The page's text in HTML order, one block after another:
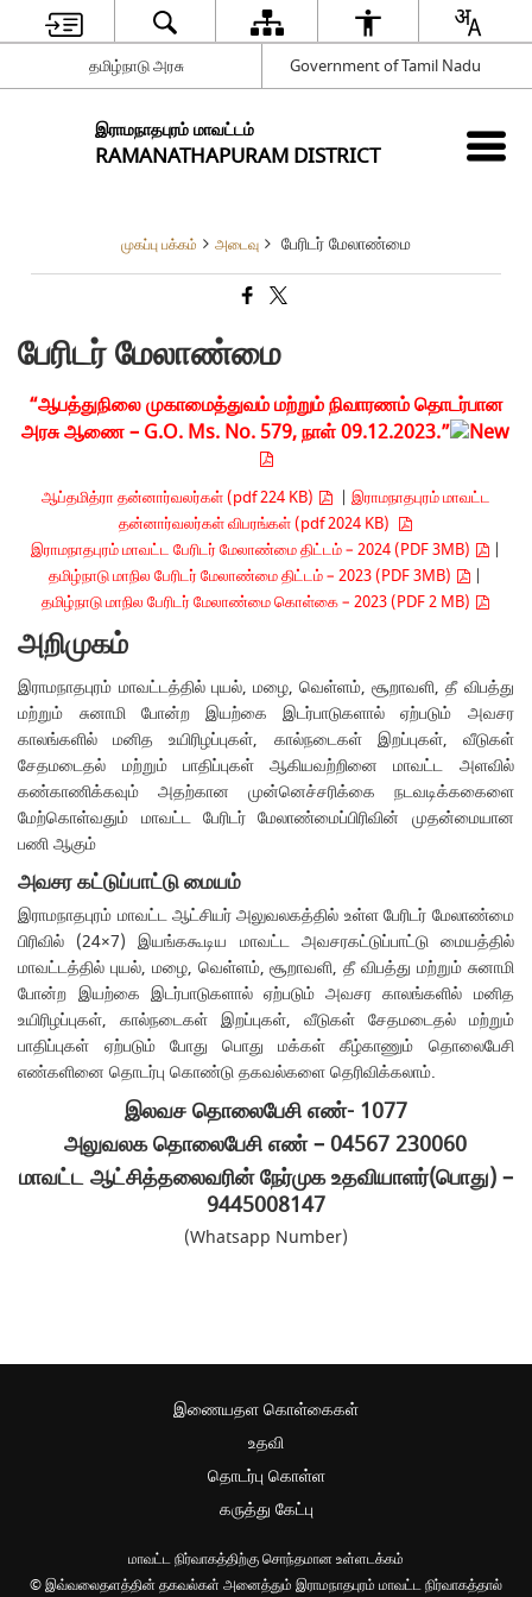
தமிழ்நாடு அரசு Government of Tamil Nadu
இராமநாதபுரம் மாவட்டம்
RAMANATHAPURAM DISTRICT
முகப்பு பக்கம் அடைவு பேரிடர் மேலாண்மை
பேரிடர் மேலாண்மை
“ஆபத்துநிலை முகாமைத்துவம் மற்றும் நிவாரணம் தொடர்பான
அரசு ஆணை – G.O. Ms. No. 579, நாள் 09.12.2023.”
ஆப்தமித்ரா தன்னார்வலர்கள் (pdf 224 KB) | இராமநாதபுரம் மாவட்ட
தன்னார்வலர்கள் விபரங்கள் (pdf 2024 KB)
இராமநாதபுரம் மாவட்ட பேரிடர் மேலாண்மை திட்டம் – 2024 (PDF 3MB)
|
தமிழ்நாடு மாநில பேரிடர் மேலாண்மை திட்டம் – 2023 (PDF 3MB)
|
தமிழ்நாடு மாநில பேரிடர் மேலாண்மை கொள்கை – 2023 (PDF 2 MB)
அறிமுகம்
இராமநாதபுரம் மாவட்டத்தில் புயல், மழை, வெள்ளம், சூறாவளி, தீ விபத்து
மற்றும் சுனாமி போன்ற இயற்கை இடர்பாடுகளால் ஏற்படும் அவசர
காலங்களில் மனித உயிரிழப்புகள், கால்நடைகள் இறப்புகள், வீடுகள்
சேதமடைதல் மற்றும் பாதிப்புகள் ஆகியவற்றினை மாவட்ட அளவில்
கண்காணிக்கவும் அதற்கான முன்னெச்சரிக்கை நடவடிக்ககைளை
மேற்கொள்வதும் மாவட்ட பேரிடர் மேலாண்மைப்பிரிவின் முதன்மையான
பணி ஆகும்
அவசர கட்டுப்பாட்டு மையம்
இராமநாதபுரம் மாவட்ட ஆட்சியர் அலுவலகத்தில் உள்ள பேரிடர் மேலாண்மை
பிரிவில் (24×7) இயங்ககூடிய மாவட்ட அவசரகட்டுப்பாட்டு மையத்தில்
மாவட்டத்தில் புயல், மழை, வெள்ளம், சூறாவளி, தீ விபத்து மற்றும் சுனாமி
போன்ற இயற்கை இடர்பாடுகளால் ஏற்படும் அவசர காலங்களில் மனித
உயிரிழப்புகள், கால்நடைகள் இறப்புகள், வீடுகள் சேதமடைதல் மற்றும்
பாதிப்புகள் ஏற்படும் போது பொது மக்கள் கீழ்காணும் தொலைபேசி
எண்களினை தொடர்பு கொண்டு தகவல்களை தெரிவிக்கலாம்.
இலவச தொலைபேசி எண்- 1077
அலுவலக தொலைபேசி எண் – 04567 230060
மாவட்ட ஆட்சித்தலைவரின் நேர்முக உதவியாளர்(பொது) –
9445008147
(Whatsapp Number)
இணையதள கொள்கைகள்
உதவி
தொடர்பு கொள்ள
கருத்து கேட்பு
மாவட்ட நிர்வாகத்திற்கு சொந்தமான உள்ளடக்கம்
© இவ்வலைதளத்தின் தகவல்கள் அனைத்தும் இராமநாதபுரம் மாவட்ட நிர்வாகத்தால்